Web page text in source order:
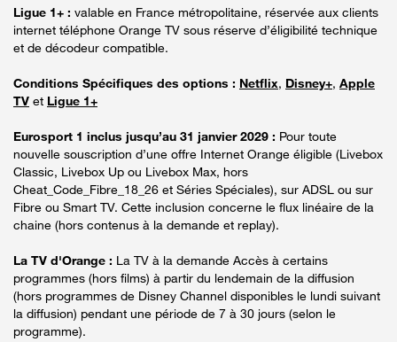
Ligue 1+ : valable en France métropolitaine, réservée aux clients
internet téléphone Orange TV sous réserve d’éligibilité technique
et de décodeur compatible.
Conditions Spécifiques des options : Netflix, Disney+, Apple
TV et Ligue 1+
Eurosport 1 inclus jusqu’au 31 janvier 2029 : Pour toute
nouvelle souscription d’une offre Internet Orange éligible (Livebox
Classic, Livebox Up ou Livebox Max, hors
Cheat_Code_Fibre_18_26 et Séries Spéciales), sur ADSL ou sur
Fibre ou Smart TV. Cette inclusion concerne le flux linéaire de la
chaine (hors contenus à la demande et replay).
La TV d'Orange : La TV à la demande Accès à certains
programmes (hors films) à partir du lendemain de la diffusion
(hors programmes de Disney Channel disponibles le lundi suivant
la diffusion) pendant une période de 7 à 30 jours (selon le
programme).